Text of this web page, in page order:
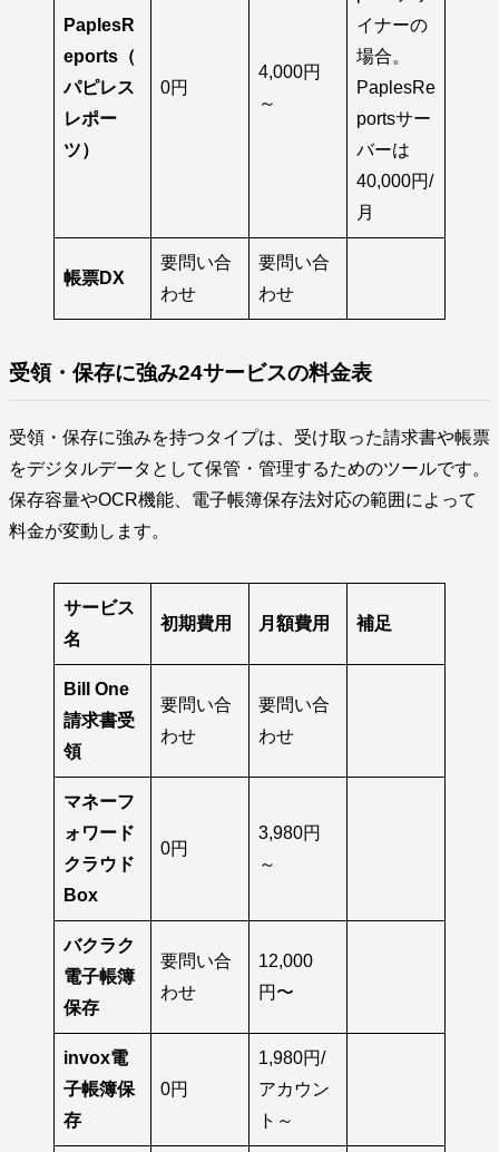
PaplesR
eports（
パピレス
レポー
ツ）
0円
4,000円
～
イナーの
場合。
PaplesRe
portsサー
バーは
40,000円/
月
帳票DX
要問い合
わせ
要問い合
わせ
受領・保存に強み24サービスの料金表
受領・保存に強みを持つタイプは、受け取った請求書や帳票
をデジタルデータとして保管・管理するためのツールです。
保存容量やOCR機能、電子帳簿保存法対応の範囲によって
料金が変動します。
サービス
名
初期費用 月額費用 補足
Bill One
請求書受
領
要問い合
わせ
要問い合
わせ
マネーフ
ォワード
クラウド
Box
0円
3,980円
～
バクラク
電子帳簿
保存
要問い合
わせ
12,000
円〜
invox電
子帳簿保
存
0円
1,980円/
アカウン
ト～